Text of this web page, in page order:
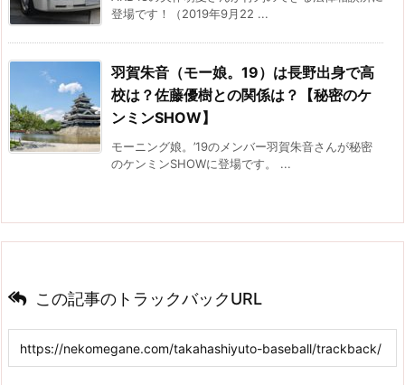
登場です！（2019年9月22 ...
羽賀朱音（モー娘。19）は長野出身で高
校は？佐藤優樹との関係は？【秘密のケ
ンミンSHOW】
モーニング娘。’19のメンバー羽賀朱音さんが秘密
のケンミンSHOWに登場です。 ...
この記事のトラックバックURL